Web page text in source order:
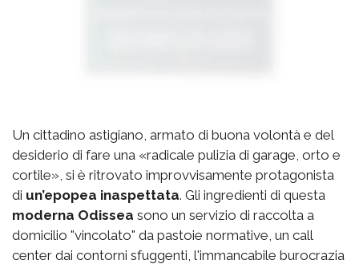
Un cittadino astigiano, armato di buona volontà e del
desiderio di fare una «radicale pulizia di garage, orto e
cortile», si è ritrovato improvvisamente protagonista
di un’epopea inaspettata. Gli ingredienti di questa
moderna Odissea sono un servizio di raccolta a
domicilio "vincolato" da pastoie normative, un call
center dai contorni sfuggenti, l'immancabile burocrazia